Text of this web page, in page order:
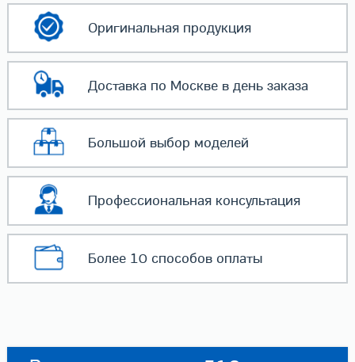
Оригинальнаяпродукция
Доставка по Москвев день заказа
Большой выбор моделей
Профессиональнаяконсультация
Более 10 способовоплаты